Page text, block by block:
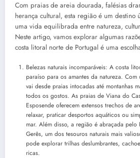
Com praias de areia dourada, falésias
herança cultural, esta região é um destino
uma vida equilibrada entre natureza,
Neste artigo, vamos explorar algumas
costa litoral norte de Portugal é uma
Belezas naturais incomparáveis: A costa
paraíso para os amantes da natureza. Com
vai desde praias intocadas até montanhas
todos os gostos. As praias de Viana do
Esposende oferecem extensos trechos de
relaxar, praticar desportos aquáticos ou
mar. Além disso, a região é abraçada pelo
Gerês, um dos tesouros naturais mais
pode explorar trilhas deslumbrantes,
ricas.